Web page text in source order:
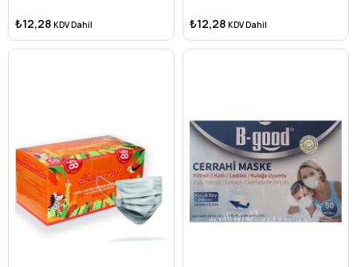
₺12,28 KDV Dahil ₺12,28 KDV Dahil